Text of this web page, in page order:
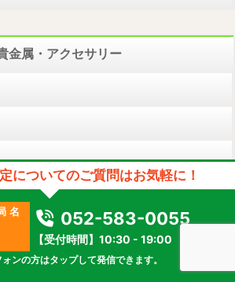
金属・アクセサリー
についてのご質問はお気軽に！
名
052-583-0055
【受付時間】10:30 - 19:00
ンの方はタップして発信できます。